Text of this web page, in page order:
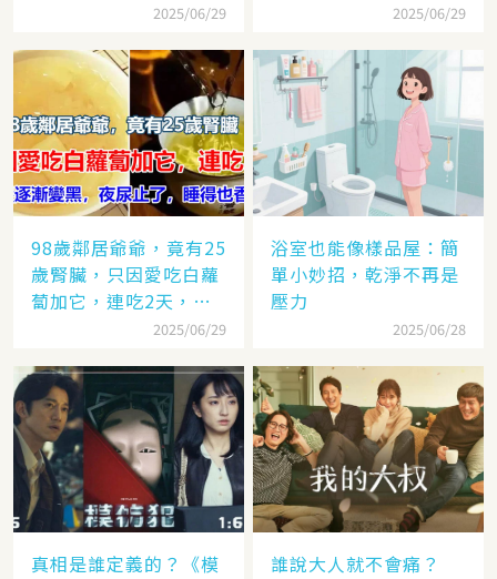
2025/06/29 2025/06/29
98歲鄰居爺爺，竟有25
歲腎臟，只因愛吃白蘿
蔔加它，連吃2天，白
髮逐漸變黑，夜尿止
2025/06/29
浴室也能像樣品屋：簡
單小妙招，乾淨不再是
壓力
2025/06/28
真相是誰定義的？《模
誰說大人就不會痛？